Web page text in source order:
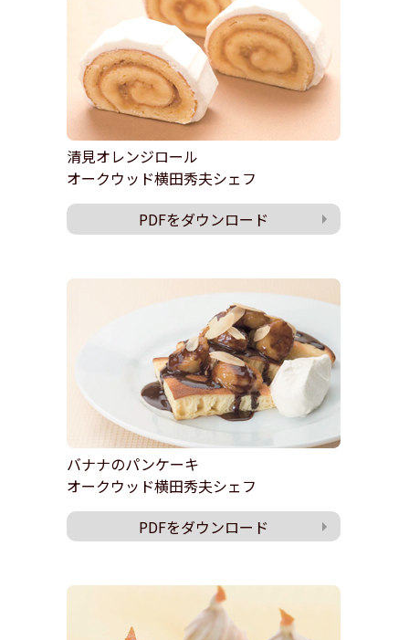
清見オレンジロール
オークウッド横田秀夫シェフ
PDFをダウンロード
バナナのパンケーキ
オークウッド横田秀夫シェフ
PDFをダウンロード